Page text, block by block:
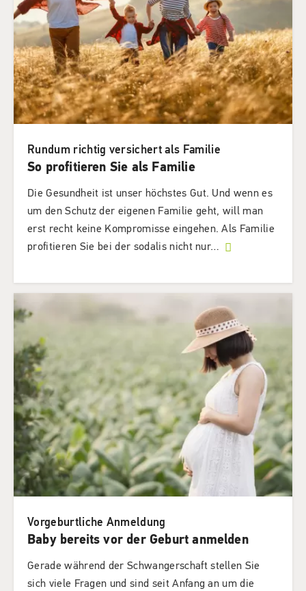
So profitieren Sie als Familie
Rundum richtig versichert als Familie
Die Gesundheit ist unser höchstes Gut. Und wenn es
um den Schutz der eigenen Familie geht, will man
erst recht keine Kompromisse eingehen. Als Familie
profitieren Sie bei der sodalis nicht nur…
Baby bereits vor der Geburt anmelden
Vorgeburtliche Anmeldung
Gerade während der Schwangerschaft stellen Sie
sich viele Fragen und sind seit Anfang an um die